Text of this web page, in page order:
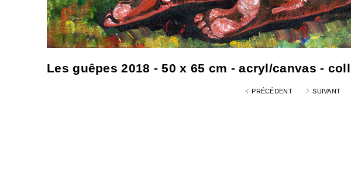
Les guêpes 2018 - 50 x 65 cm - acryl/canvas -
PRÉCÉDENT SUIVANT